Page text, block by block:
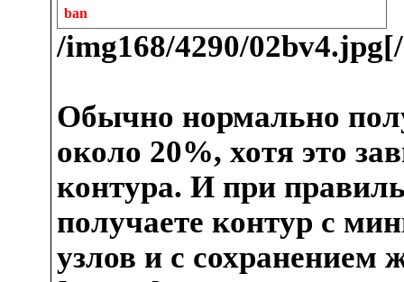
ban
/img168/4290/
Обычно нормально
около 20%, хотя это
контура. И при
получаете контур с
узлов и с